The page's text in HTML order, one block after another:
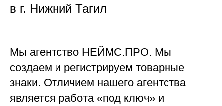
в г. Нижний Тагил
Мы агентство НЕЙМС.ПРО. Мы
создаем и регистрируем товарные
знаки. Отличием нашего агентства
является работа «под ключ» и